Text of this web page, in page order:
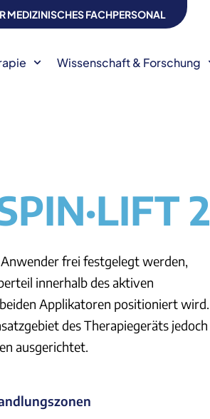
MEDIZINISCHES FACHPERSONAL
Wissenschaft & Forschung
2
frei festgelegt werden,
innerhalb des aktiven
Applikatoren positioniert wird.
des Therapiegeräts jedoch
ausgerichtet.